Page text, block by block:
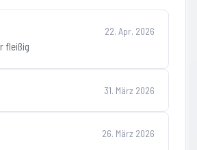
22. Apr. 2026
fleißig
31. März 2026
26. März 2026